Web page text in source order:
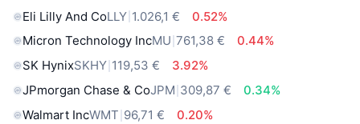
Eli Lilly And CoLLY 1.026,1 €
0.52%
Micron Technology IncMU 761,38 €
0.44%
SK HynixSKHY 119,53 €
3.92%
JPmorgan Chase & CoJPM 309,87 €
0.34%
Walmart IncWMT 96,71 € 0.20%